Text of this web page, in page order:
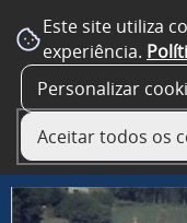
Este site utiliza
experiência.
Personalizar
Aceitar todos os